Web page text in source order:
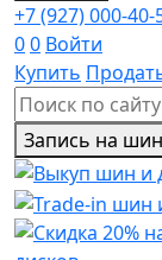
+7 (927) 000-40-
00 Войти
Купить
Запись на